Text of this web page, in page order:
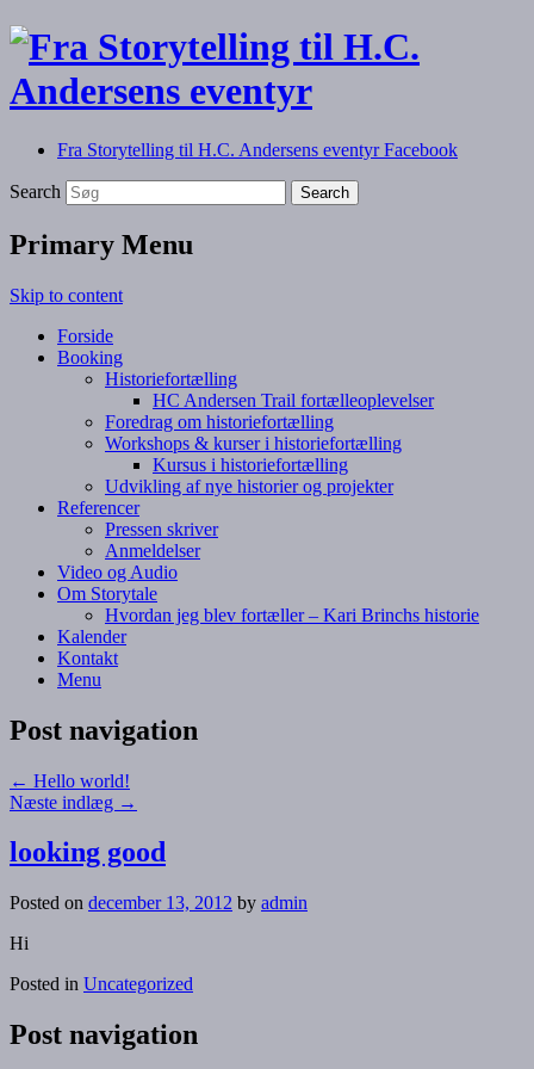
Fra Storytelling til H.C.
Andersens eventyr
Fortælling, foredrag, workshops og kurser
Fra Storytelling til H.C. Andersens eventyr Facebook
Search
Primary Menu
Skip to content
Forside
Booking
Historiefortælling
HC Andersen Trail fortælleoplevelser
Foredrag om historiefortælling
Workshops & kurser i historiefortælling
Kursus i historiefortælling
Udvikling af nye historier og projekter
Referencer
Pressen skriver
Anmeldelser
Video og Audio
Om Storytale
Hvordan jeg blev fortæller – Kari Brinchs historie
Kalender
Kontakt
Menu
Post navigation
← Hello world!
Næste indlæg →
looking good
Posted on december 13, 2012 by admin
Hi
Posted in Uncategorized
Post navigation